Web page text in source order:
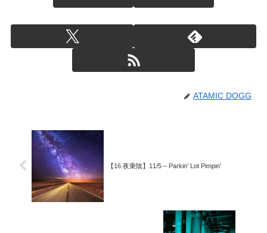
ATAMIC DOGG
【16.夜乗陰】11/5 – Parkin’ Lot Pimpin’